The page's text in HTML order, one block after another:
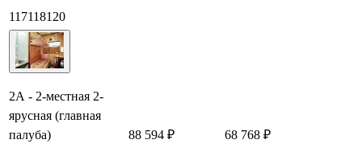
117118120
2А - 2-местная 2-
ярусная (главная
палуба)
88 594 ₽ 68 768 ₽